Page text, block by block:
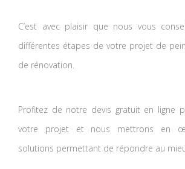
C’est avec plaisir que nous vous
différentes étapes de votre projet de
de rénovation.
Profitez de notre devis gratuit en ligne
votre projet et nous mettrons en
solutions permettant de répondre au